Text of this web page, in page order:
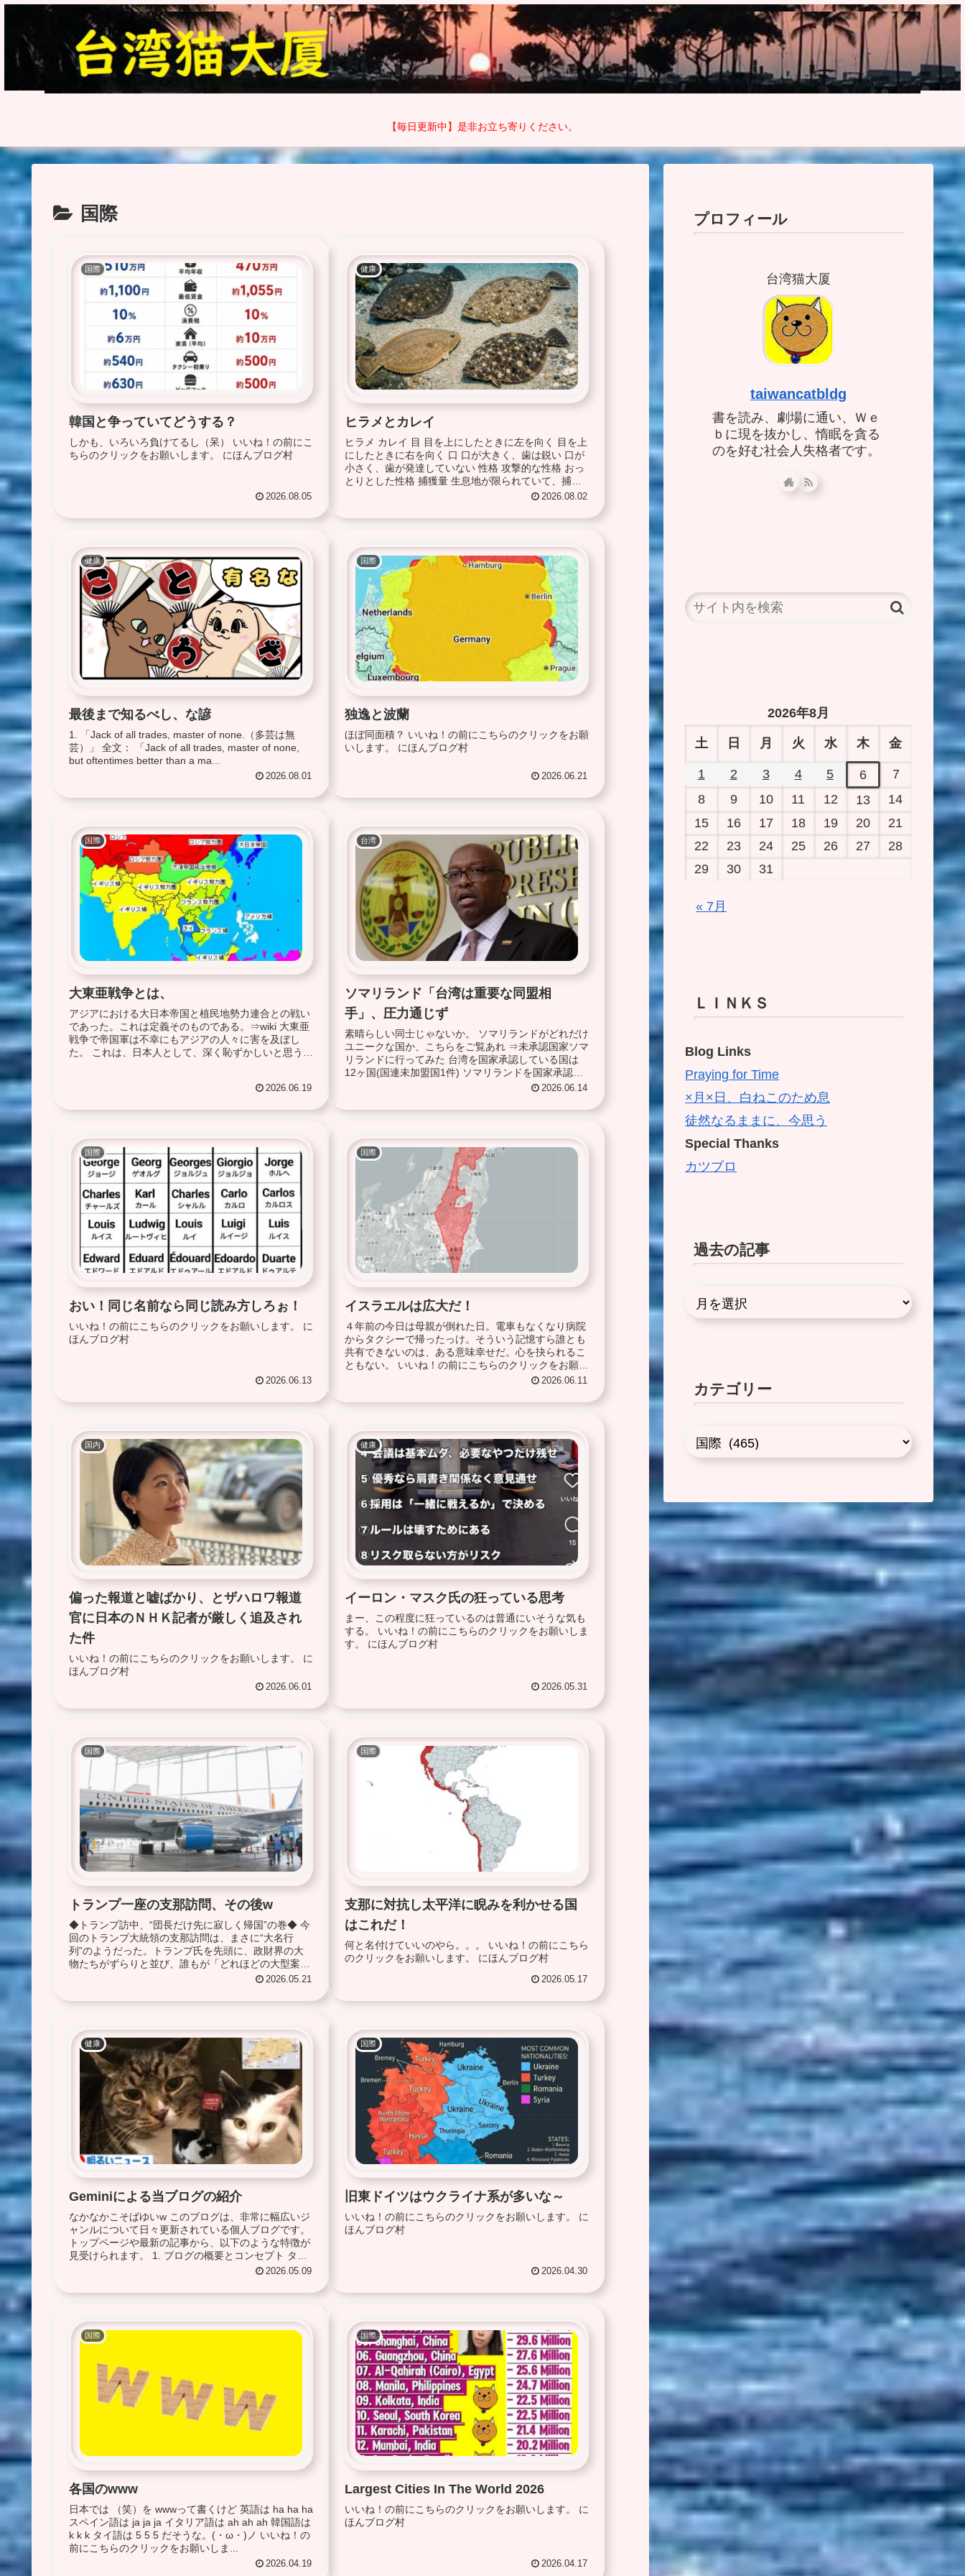
【毎日更新中】是非お立ち寄りください。
国際
国際
韓国と争っていてどうする？
しかも、いろいろ負けてるし（呆） いいね！の前にこ
ちらのクリックをお願いします。 にほんブログ村
2026.08.05
健康
ヒラメとカレイ
ヒラメ カレイ 目 目を上にしたときに左を向く 目を上
にしたときに右を向く 口 口が大きく、歯は鋭い 口が
小さく、歯が発達していない 性格 攻撃的な性格 おっ
とりとした性格 捕獲量 生息地が限られていて、捕獲
2026.08.02
健康
最後まで知るべし、な諺
1. 「Jack of all trades, master of none.（多芸は無
芸）」 全文： 「Jack of all trades, master of none,
but oftentimes better than a ma...
2026.08.01
国際
独逸と波蘭
ほぼ同面積？ いいね！の前にこちらのクリックをお願
いします。 にほんブログ村
2026.06.21
国際
大東亜戦争とは、
アジアにおける大日本帝国と植民地勢力連合との戦い
であった。これは定義そのものである。⇒wiki 大東亜
戦争で帝国軍は不幸にもアジアの人々に害を及ぼし
た。 これは、日本人として、深く恥ずかしいと思う歴
2026.06.19
台湾
ソマリランド「台湾は重要な同盟相
手」、圧力通じず
素晴らしい同士じゃないか。 ソマリランドがどれだけ
ユニークな国か、こちらをご覧あれ ⇒未承認国家ソマ
リランドに行ってみた 台湾を国家承認している国は
12ヶ国(国連未加盟国1件) ソマリランドを国家承認し
2026.06.14
国際
おい！同じ名前なら同じ読み方しろぉ！
いいね！の前にこちらのクリックをお願いします。 に
ほんブログ村
2026.06.13
国際
イスラエルは広大だ！
４年前の今日は母親が倒れた日。電車もなくなり病院
からタクシーで帰ったっけ。そういう記憶すら誰とも
共有できないのは、ある意味幸せだ。心を抉られるこ
ともない。 いいね！の前にこちらのクリックをお願い
2026.06.11
国内
偏った報道と嘘ばかり、とザハロワ報道
官に日本のＮＨＫ記者が厳しく追及され
た件
いいね！の前にこちらのクリックをお願いします。 に
ほんブログ村
2026.06.01
健康
イーロン・マスク氏の狂っている思考
まー、この程度に狂っているのは普通にいそうな気も
する。 いいね！の前にこちらのクリックをお願いしま
す。 にほんブログ村
2026.05.31
国際
トランプ一座の支那訪問、その後w
◆トランプ訪中、“団長だけ先に寂しく帰国”の巻◆ 今
回のトランプ大統領の支那訪問は、まさに“大名行
列”のようだった。トランプ氏を先頭に、政財界の大
物たちがずらりと並び、誰もが「どれほどの大型案件
が動くのか」と注目していた。 ところが、訪問が...
2026.05.21
国際
支那に対抗し太平洋に睨みを利かせる国
はこれだ！
何と名付けていいのやら。。。 いいね！の前にこちら
のクリックをお願いします。 にほんブログ村
2026.05.17
健康
Geminiによる当ブログの紹介
なかなかこそばゆいw このブログは、非常に幅広いジ
ャンルについて日々更新されている個人ブログです。
トップページや最新の記事から、以下のような特徴が
見受けられます。 1. ブログの概要とコンセプト タイ
トル: 台湾猫大厦（たいわんねこだいしゃ... 2026.05.09
国際
旧東ドイツはウクライナ系が多いな～
いいね！の前にこちらのクリックをお願いします。 に
ほんブログ村
2026.04.30
国際
各国のwww
日本では （笑）を wwwって書くけど 英語は ha ha ha
スペイン語は ja ja ja イタリア語は ah ah ah 韓国語は
k k k タイ語は 5 5 5 だそうな。(・ω・)ノ いいね！の
前にこちらのクリックをお願いしま...
2026.04.19
国際
Largest Cities In The World 2026
いいね！の前にこちらのクリックをお願いします。 に
ほんブログ村
2026.04.17
プロフィール
台湾猫大厦
taiwancatbldg
書を読み、劇場に通い、Ｗｅ
ｂに現を抜かし、惰眠を貪る
のを好む社会人失格者です。
2026年8月
土 日 月 火 水 木 金
1 2 3 4 5 6
7
8
9 10 11 12 13
14
15
16 17 18 19 20
21
22
23 24 25 26 27
28
29
30 31
« 7月
ＬＩＮＫＳ
Blog Links
Praying for Time
×月×日、白ねこのため息
徒然なるままに、今思う
Special Thanks
カツブロ
過去の記事
カテゴリー